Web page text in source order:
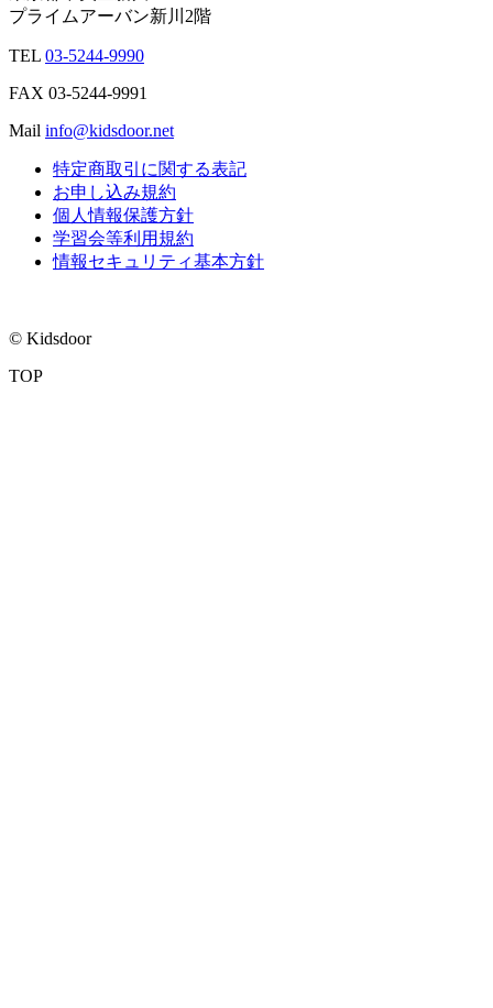
プライムアーバン新川2階
TEL 03-5244-9990
FAX 03-5244-9991
Mail info@kidsdoor.net
特定商取引に関する表記
お申し込み規約
個人情報保護方針
学習会等利用規約
情報セキュリティ基本方針
© Kidsdoor
TOP